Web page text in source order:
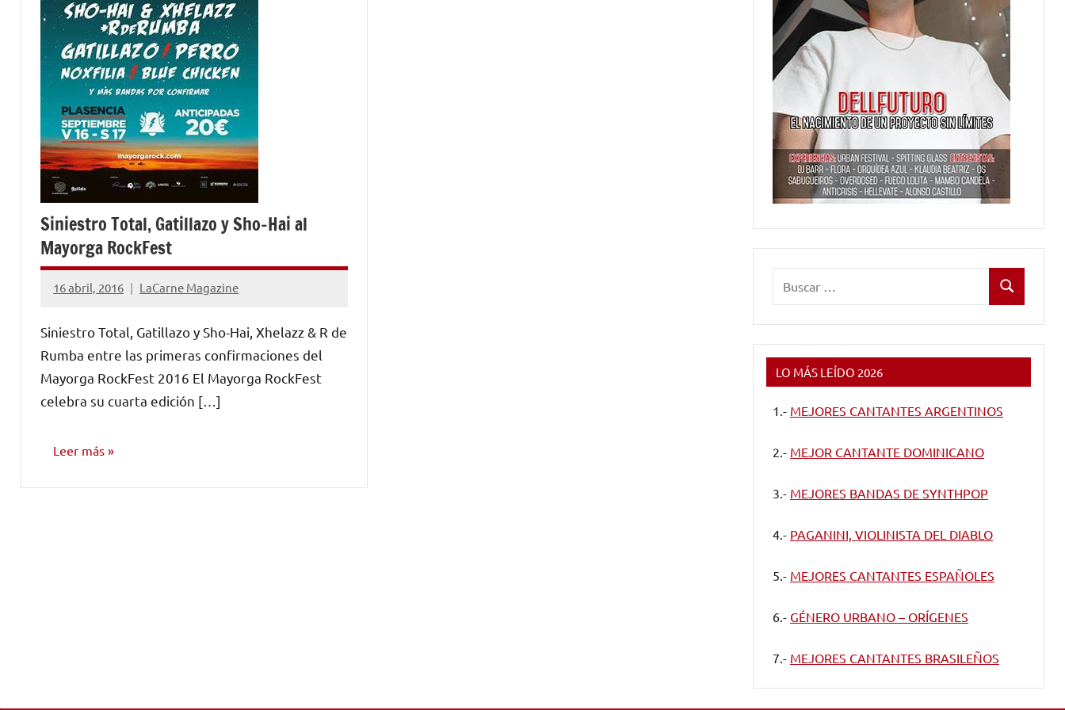
Siniestro Total, Gatillazo y Sho-Hai al
Mayorga RockFest
16 abril, 2016 LaCarne Magazine
1
Siniestro Total, Gatillazo y Sho-Hai, Xhelazz & R de
Rumba entre las primeras confirmaciones del
Mayorga RockFest 2016 El Mayorga RockFest
celebra su cuarta edición […]
Leer más
Buscar
LO MÁS LEÍDO 2026
1.- MEJORES CANTANTES ARGENTINOS
2.- MEJOR CANTANTE DOMINICANO
3.- MEJORES BANDAS DE SYNTHPOP
4.- PAGANINI, VIOLINISTA DEL DIABLO
5.- MEJORES CANTANTES ESPAÑOLES
6.- GÉNERO URBANO – ORÍGENES
7.- MEJORES CANTANTES BRASILEÑOS